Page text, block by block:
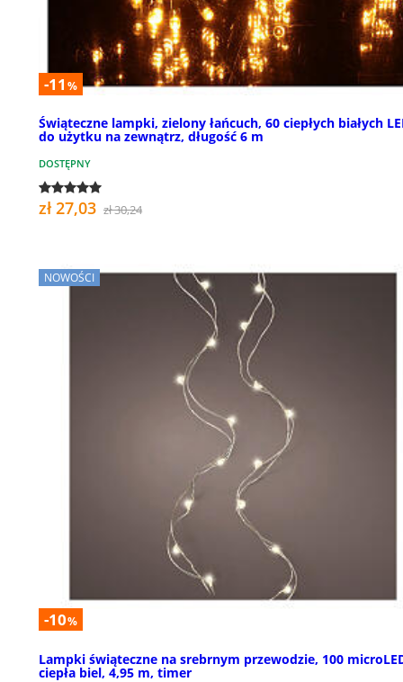
-11 %
Świąteczne lampki, zielony łańcuch, 60 ciepłych białych
do użytku na zewnątrz, długość 6 m
DOSTĘPNY
zł 27,03 zł 30,24
NOWOŚCI
-10%
Lampki świąteczne na srebrnym przewodzie, 100
ciepła biel, 4,95 m, timer